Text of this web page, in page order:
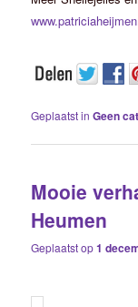
Geplaatst in Geen
Mooie
Heumen
Geplaatst op1